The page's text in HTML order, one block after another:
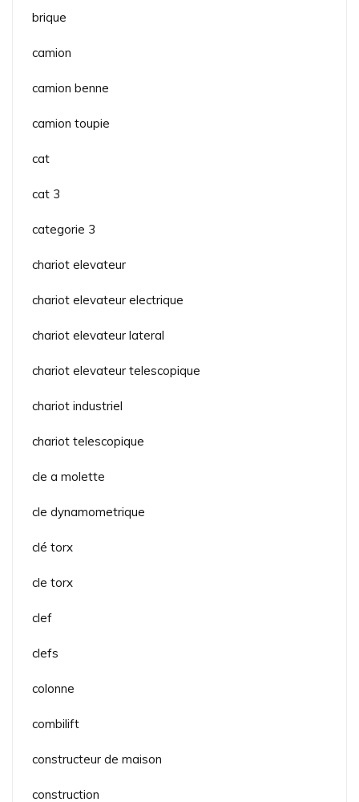
brique
camion
camion benne
camion toupie
cat
cat 3
categorie 3
chariot elevateur
chariot elevateur electrique
chariot elevateur lateral
chariot elevateur telescopique
chariot industriel
chariot telescopique
cle a molette
cle dynamometrique
clé torx
cle torx
clef
clefs
colonne
combilift
constructeur de maison
construction